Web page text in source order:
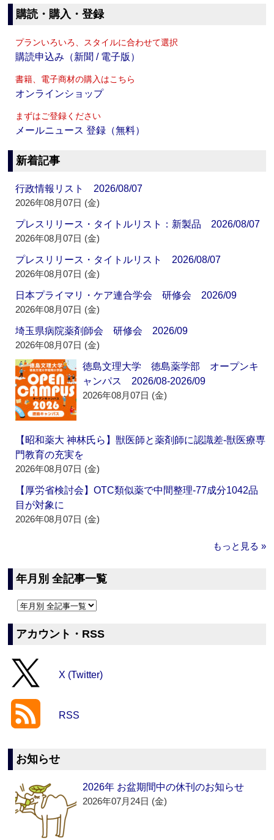
購読・購入・登録
プランいろいろ、スタイルに合わせて選択
購読申込み（新聞 / 電子版）
書籍、電子商材の購入はこちら
オンラインショップ
まずはご登録ください
メールニュース 登録（無料）
新着記事
行政情報リスト 2026/08/07
2026年08月07日 (金)
プレスリリース・タイトルリスト：新製品 2026/08/07
2026年08月07日 (金)
プレスリリース・タイトルリスト 2026/08/07
2026年08月07日 (金)
日本プライマリ・ケア連合学会 研修会 2026/09
2026年08月07日 (金)
埼玉県病院薬剤師会 研修会 2026/09
2026年08月07日 (金)
徳島文理大学 徳島薬学部 オープンキ
ャンパス 2026/08-2026/09
2026年08月07日 (金)
【昭和薬大 神林氏ら】獣医師と薬剤師に認識差‐獣医療専
門教育の充実を
2026年08月07日 (金)
【厚労省検討会】OTC類似薬で中間整理‐77成分1042品
目が対象に
2026年08月07日 (金)
もっと見る »
年月別 全記事一覧
アカウント・RSS
X (Twitter)
RSS
お知らせ
2026年 お盆期間中の休刊のお知らせ
2026年07月24日 (金)